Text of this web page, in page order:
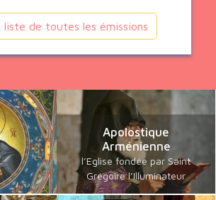
liste de toutes les émissions
Apolostique
Arménienne
l’Eglise fondée par Saint
Grégoire l’Illuminateur